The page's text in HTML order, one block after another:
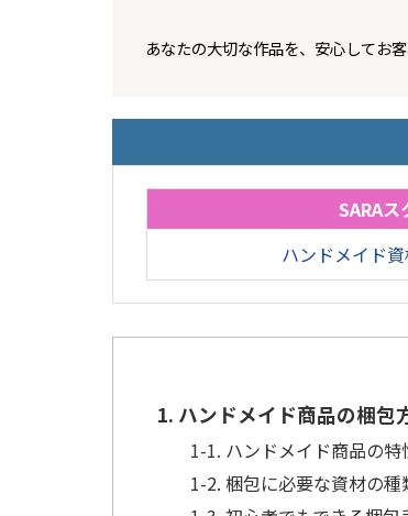
あなたの大切な作品を、安心してお
SARA
ハンドメイド
1. ハンドメイド商品の梱包
1-1. ハンドメイド商品の
1-2. 梱包に必要な資材の